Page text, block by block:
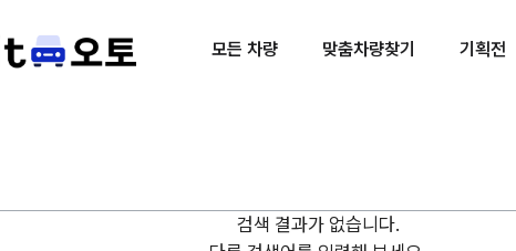
모든 차량 맞춤차량찾기 기획전
검색 결과가 없습니다.